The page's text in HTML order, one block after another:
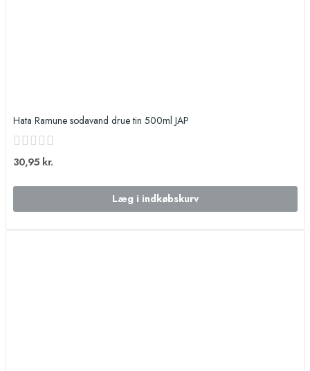
Hata Ramune sodavand drue tin 500ml JAP
30,95 kr.
Læg i indkøbskurv